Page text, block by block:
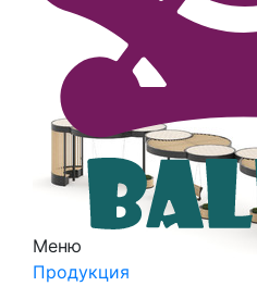
Меню
Продукция